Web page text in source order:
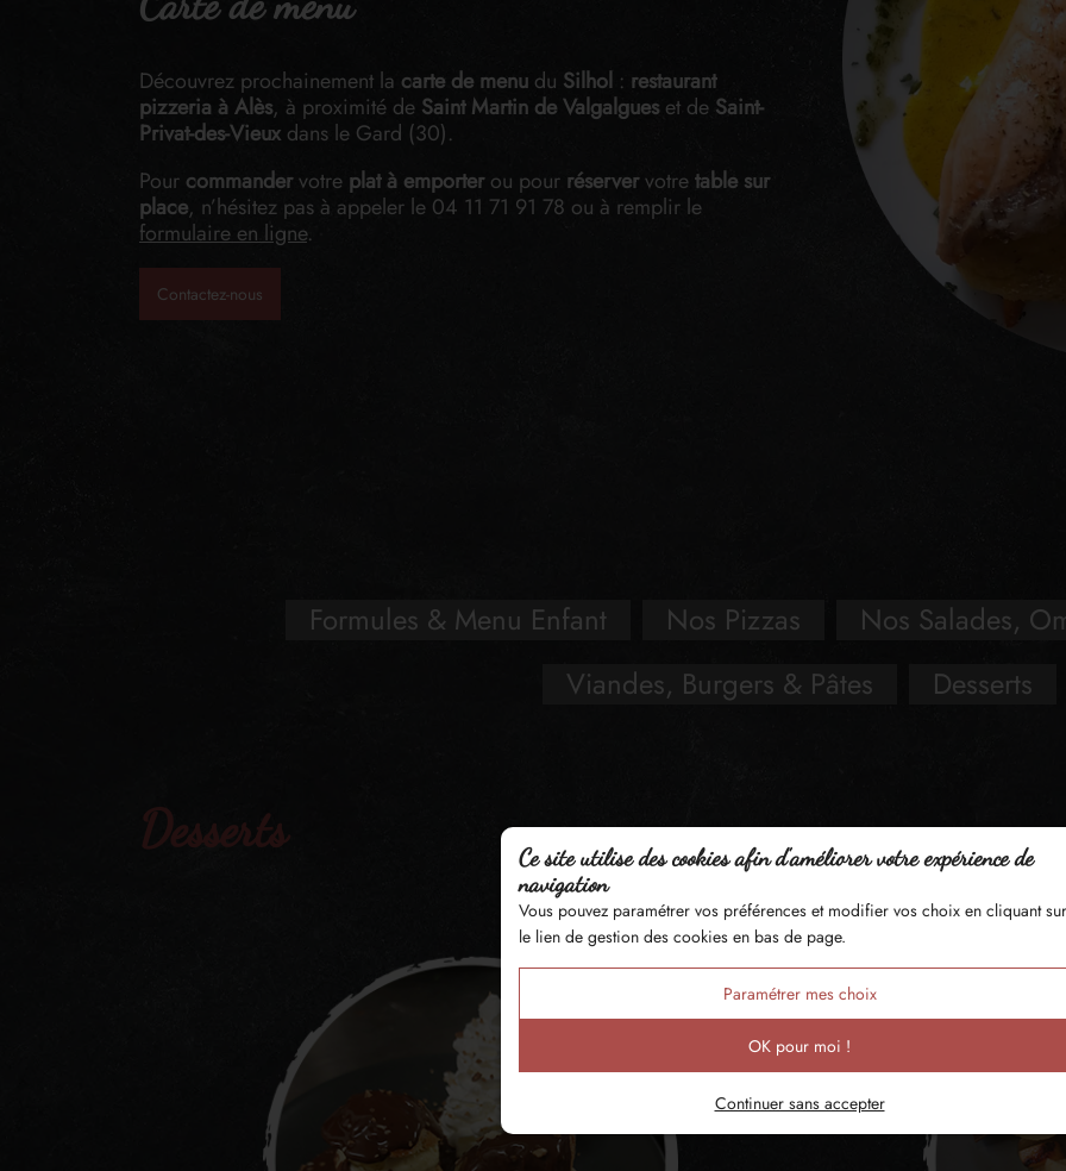
Découvrez prochainement la carte de menu du Silhol : restaurant
pizzeria à Alès, à proximité de Saint Martin de Valgalgues et de Saint-
Privat-des-Vieux dans le Gard (30).
Pour commandervotre plat à emporterou pour réservervotretable sur
place, n’hésitez pas à appeler le 04 11 71 91 78 ou à remplir le
formulaire en ligne.
Contactez-nous
Formules & Menu Enfant Nos Pizzas
Nos Salades,
Viandes, Burgers & Pâtes
Desserts
Desserts
Ce site utilise des cookies afin d’améliorer votre expérience de
navigation
Vous pouvez paramétrer vos préférences et modifier vos choix en cliquant sur
le lien de gestion des cookies en bas de page.
Paramétrer mes choix
OK pour moi !
Continuer sans accepter